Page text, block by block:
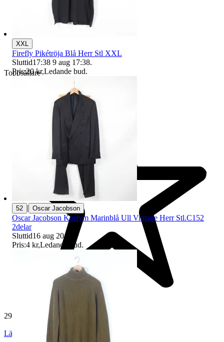
Toppsäljare
29 188 omdömen
Läs omdömen Följ
XXL
Firefly Pikétröja Blå Herr Stl XXL
Sluttid17:38 9 aug 17:38.
Pris:20 kr,Ledande bud.
52 | Oscar Jacobson
Oscar Jacobson Kostym Marinblå Ull Vintage Herr Stl.C152
2delar
Sluttid16 aug 20:34
Pris:4 kr,Ledande bud.